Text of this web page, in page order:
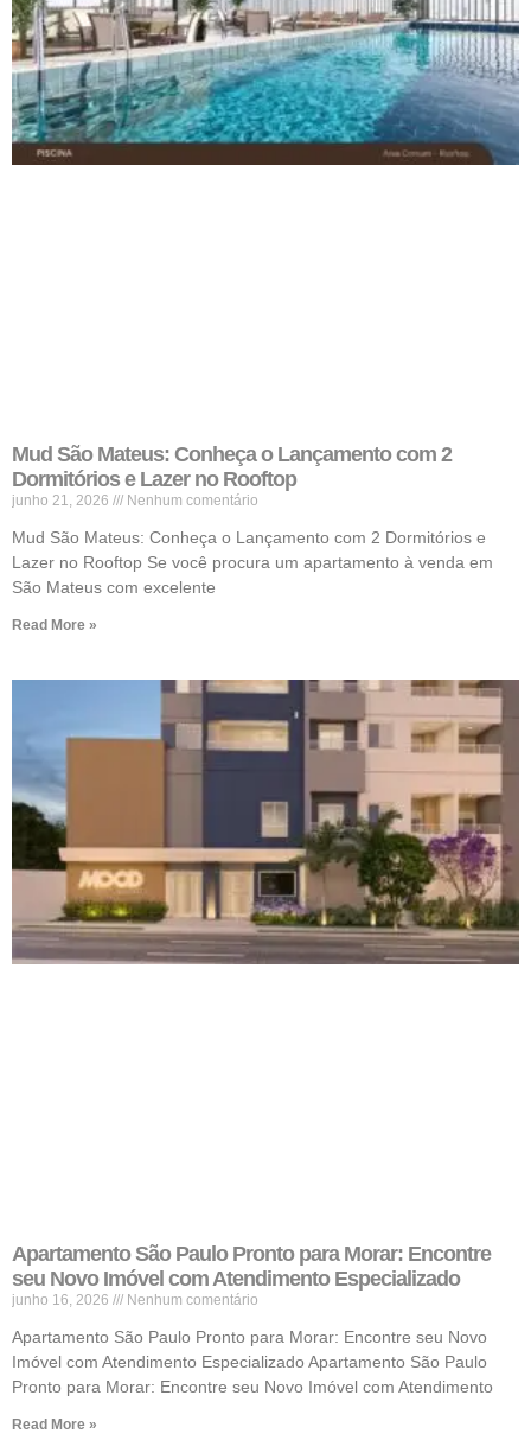
Mud São Mateus: Conheça o Lançamento com 2
Dormitórios e Lazer no Rooftop
junho 21, 2026 Nenhum comentário
Mud São Mateus: Conheça o Lançamento com 2 Dormitórios e
Lazer no Rooftop Se você procura um apartamento à venda em
São Mateus com excelente
Read More »
Apartamento São Paulo Pronto para Morar: Encontre
seu Novo Imóvel com Atendimento Especializado
junho 16, 2026 Nenhum comentário
Apartamento São Paulo Pronto para Morar: Encontre seu Novo
Imóvel com Atendimento Especializado Apartamento São Paulo
Pronto para Morar: Encontre seu Novo Imóvel com Atendimento
Read More »